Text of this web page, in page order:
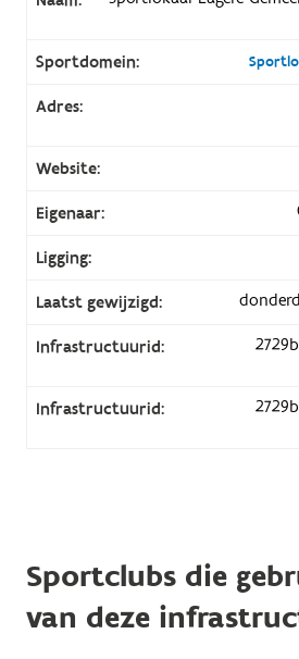
Sportdomein:
Adres:
Website:
Eigenaar:
Ligging:
Laatst gewijzigd:
Infrastructuurid:
Infrastructuurid:
Sportclubs die
van deze